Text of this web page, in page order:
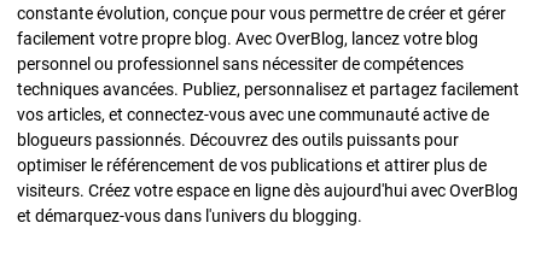
constante évolution, conçue pour vous permettre de créer et gérer
facilement votre propre blog. Avec OverBlog, lancez votre blog
personnel ou professionnel sans nécessiter de compétences
techniques avancées. Publiez, personnalisez et partagez facilement
vos articles, et connectez-vous avec une communauté active de
blogueurs passionnés. Découvrez des outils puissants pour
optimiser le référencement de vos publications et attirer plus de
visiteurs. Créez votre espace en ligne dès aujourd'hui avec OverBlog
et démarquez-vous dans l'univers du blogging.